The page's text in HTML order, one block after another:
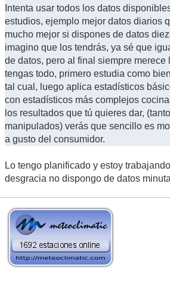
Intenta usar todos los datos
estudios, ejemplo mejor datos diarios
mucho mejor si dispones de datos
imagino que los tendrás, ya sé que
de datos, pero al final siempre merece
tengas todo, primero estudia como
tal cual, luego aplica estadísticos
con estadísticos más complejos
los resultados que tú quieres dar,
manipulados) verás que sencillo es
a gusto del consumidor.
Lo tengo planificado y estoy
desgracia no dispongo de datos